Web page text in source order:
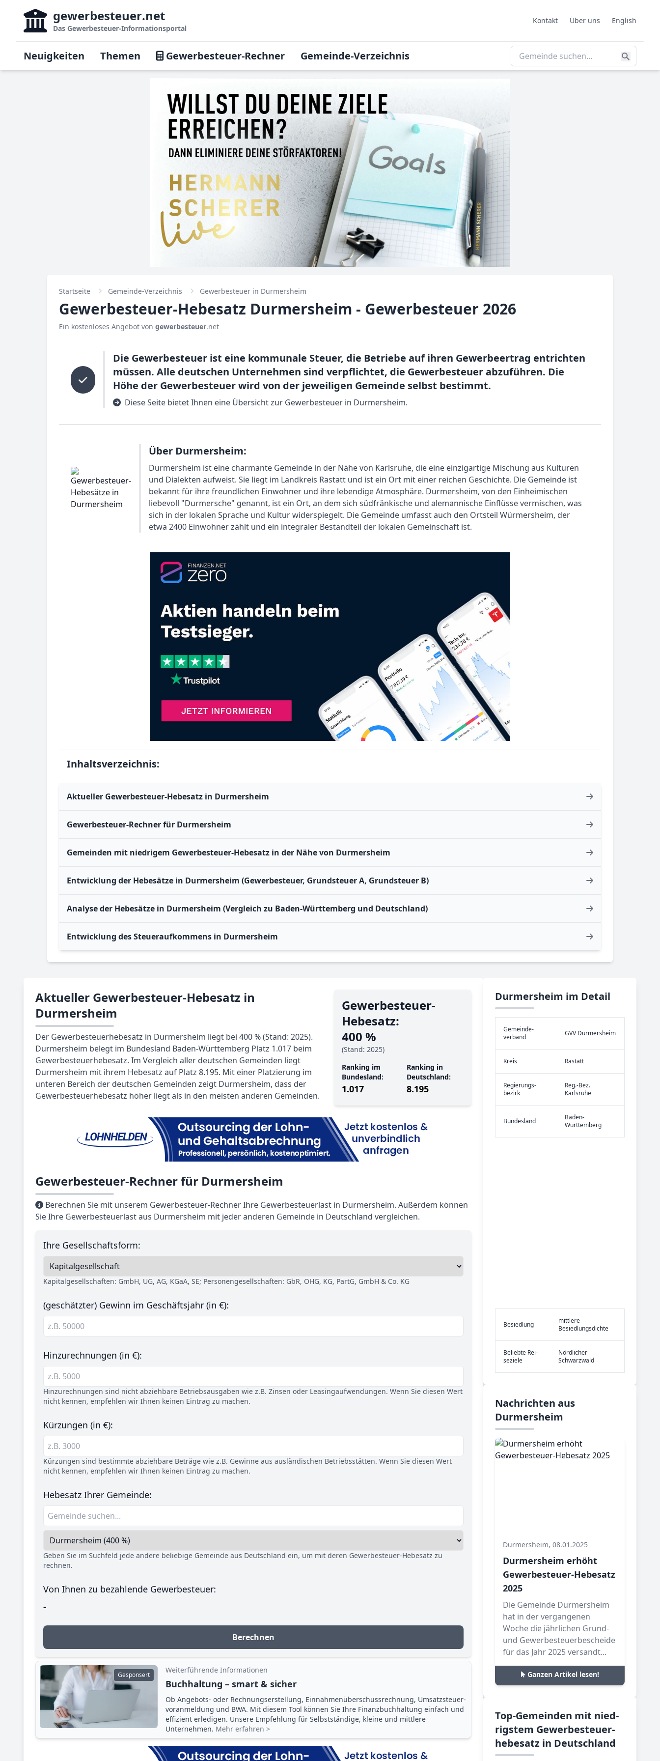
gewerbesteuer.net
Das Gewerbesteuer-Informationsportal
Kontakt Über uns English
Neuigkeiten Themen Gewerbesteuer-Rechner Gemeinde-Verzeichnis
Startseite Gemeinde-Verzeichnis Gewerbesteuer in Durmersheim
Gewerbesteuer-Hebesatz Durmersheim - Gewerbesteuer 2026
Ein kostenloses Angebot von gewerbesteuer.net
Die Gewerbesteuer ist eine kommunale Steuer, die Betriebe auf ihren Gewerbeertrag entrichten
müssen. Alle deutschen Unternehmen sind verpflichtet, die Gewerbesteuer abzuführen. Die
Höhe der Gewerbesteuer wird von der jeweiligen Gemeinde selbst bestimmt.
Diese Seite bietet Ihnen eine Übersicht zur Gewerbesteuer in Durmersheim.
Über Durmersheim:
Durmersheim ist eine charmante Gemeinde in der Nähe von Karlsruhe, die eine einzigartige Mischung aus Kulturen
und Dialekten aufweist. Sie liegt im Landkreis Rastatt und ist ein Ort mit einer reichen Geschichte. Die Gemeinde ist
bekannt für ihre freundlichen Einwohner und ihre lebendige Atmosphäre. Durmersheim, von den Einheimischen
liebevoll "Durmersche" genannt, ist ein Ort, an dem sich südfränkische und alemannische Einflüsse vermischen, was
sich in der lokalen Sprache und Kultur widerspiegelt. Die Gemeinde umfasst auch den Ortsteil Würmersheim, der
etwa 2400 Einwohner zählt und ein integraler Bestandteil der lokalen Gemeinschaft ist.
Inhaltsverzeichnis:
Aktueller Gewerbesteuer-Hebesatz in Durmersheim
Gewerbesteuer-Rechner für Durmersheim
Gemeinden mit niedrigem Gewerbesteuer-Hebesatz in der Nähe von Durmersheim
Entwicklung der Hebesätze in Durmersheim (Gewerbesteuer, Grundsteuer A, Grundsteuer B)
Analyse der Hebesätze in Durmersheim (Vergleich zu Baden-Württemberg und Deutschland)
Entwicklung des Steueraufkommens in Durmersheim
Aktueller Gewerbesteuer-Hebesatz in
Durmersheim
Der Gewerbesteuerhebesatz in Durmersheim liegt bei 400 % (Stand: 2025).
Durmersheim belegt im Bundesland Baden-Württemberg Platz 1.017 beim
Gewerbesteuerhebesatz. Im Vergleich aller deutschen Gemeinden liegt
Durmersheim mit ihrem Hebesatz auf Platz 8.195. Mit einer Platzierung im
unteren Bereich der deutschen Gemeinden zeigt Durmersheim, dass der
Gewerbesteuerhebesatz höher liegt als in den meisten anderen Gemeinden.
Gewerbe­steuer-
Hebe­satz:
400 %
(Stand: 2025)
Ranking im
Bundesland:
1.017
Ranking in
Deutschland:
8.195
Gewerbesteuer-Rechner für Durmersheim
Berechnen Sie mit unserem Gewerbesteuer-Rechner Ihre Gewerbesteuerlast in Durmersheim. Außerdem können
Sie Ihre Gewerbesteuerlast aus Durmersheim mit jeder anderen Gemeinde in Deutschland vergleichen.
Ihre Gesellschaftsform:
Kapitalgesellschaften: GmbH, UG, AG, KGaA, SE; Personengesellschaften: GbR, OHG, KG, PartG, GmbH & Co. KG
(geschätzter) Gewinn im Geschäftsjahr (in €):
Hinzurechnungen (in €):
Hinzurechnungen sind nicht abziehbare Betriebsausgaben wie z.B. Zinsen oder Leasingaufwendungen. Wenn Sie diesen Wert
nicht kennen, empfehlen wir Ihnen keinen Eintrag zu machen.
Kürzungen (in €):
Kürzungen sind bestimmte abziehbare Beträge wie z.B. Gewinne aus ausländischen Betriebsstätten. Wenn Sie diesen Wert
nicht kennen, empfehlen wir Ihnen keinen Eintrag zu machen.
Hebesatz Ihrer Gemeinde:
Geben Sie im Suchfeld jede andere beliebige Gemeinde aus Deutschland ein, um mit deren Gewerbesteuer-Hebesatz zu
rechnen.
Von Ihnen zu bezahlende Gewerbesteuer:
-
Berechnen
Gesponsert
Weiterführende Informationen
Buchhaltung – smart & sicher
Ob Angebots- oder Rechnungserstellung, Einnahmenüberschuss­rechnung, Umsatzsteuer­
voranmeldung und BWA. Mit diesem Tool können Sie Ihre Finanz­buchhaltung einfach und
effizient erledigen. Unsere Empfehlung für Selbstständige, kleine und mittlere
Unternehmen. Mehr erfahren >
Durmersheim im Detail
Gemeinde­
verband
GVV Durmersheim
Kreis Rastatt
Re­gier­ungs­
bezirk
Reg.-Bez.
Karlsruhe
Bundes­land
Baden-
Württemberg
Be­sied­lung
mittlere
Besiedlungsdichte
Be­lieb­te Rei­
se­zie­le
Nördlicher
Schwarzwald
Nachrichten aus
Durmersheim
Durmersheim, 08.01.2025
Durmersheim erhöht
Gewerbesteuer-Hebesatz
2025
Die Gemeinde Durmersheim
hat in der vergangenen
Woche die jährlichen Grund-
und Gewerbesteuerbescheide
für das Jahr 2025 versandt...
Ganzen Artikel lesen!
Top-­Ge­mein­den mit nied­
rig­stem Ge­wer­be­steu­er­
he­be­satz in Deutsch­land